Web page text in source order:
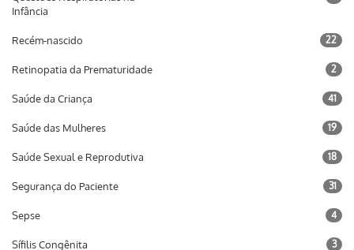
Infância
Recém-nascido 22
Retinopatia da Prematuridade 2
Saúde da Criança 41
Saúde das Mulheres 19
Saúde Sexual e Reprodutiva 18
Segurança do Paciente 31
Sepse 4
Sífilis Congênita 3